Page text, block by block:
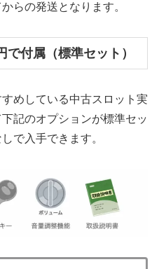
らの発送となります。
付属（標準セット）
めしている中古スロット実
記のオプションが標準セッ
で入手できます。